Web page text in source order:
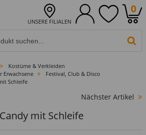
UNSERE FILIALEN
0
Kostüme & Verkleiden
Erwachsene
Festival, Club & Disco
Schleife
Nächster Artikel
mit Schleife